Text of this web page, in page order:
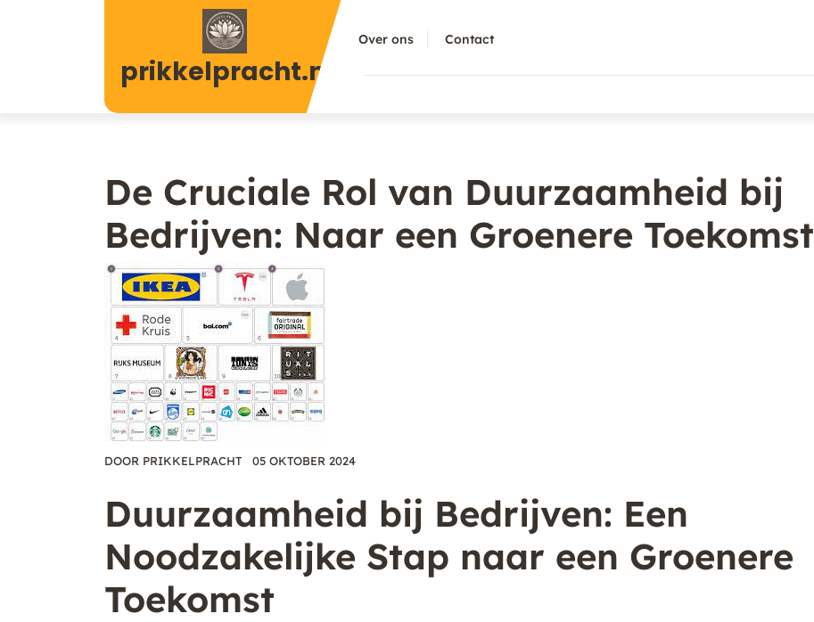
prikkelpracht.nl
Over ons Contact
De Cruciale Rol van Duurzaamheid bij
Bedrijven: Naar een Groenere Toekomst
DOOR PRIKKELPRACHT 05 OKTOBER 2024
Duurzaamheid bij Bedrijven: Een
Noodzakelijke Stap naar een Groenere
Toekomst